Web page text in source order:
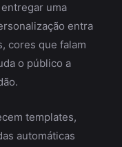
uma
entra
cores que falam
o público a
templates,
automáticas